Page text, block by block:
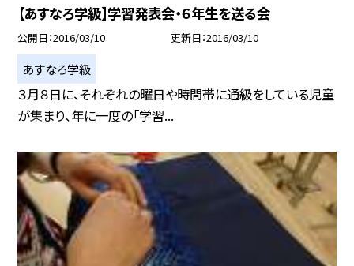
【あすなろ学級】学習発表会・６年生を送る会
公開日 2016/03/10 更新日 2016/03/10
あすなろ学級
３月８日に、それぞれの曜日や時間帯に通級をしている児童
が集まり、年に一度の「学習...